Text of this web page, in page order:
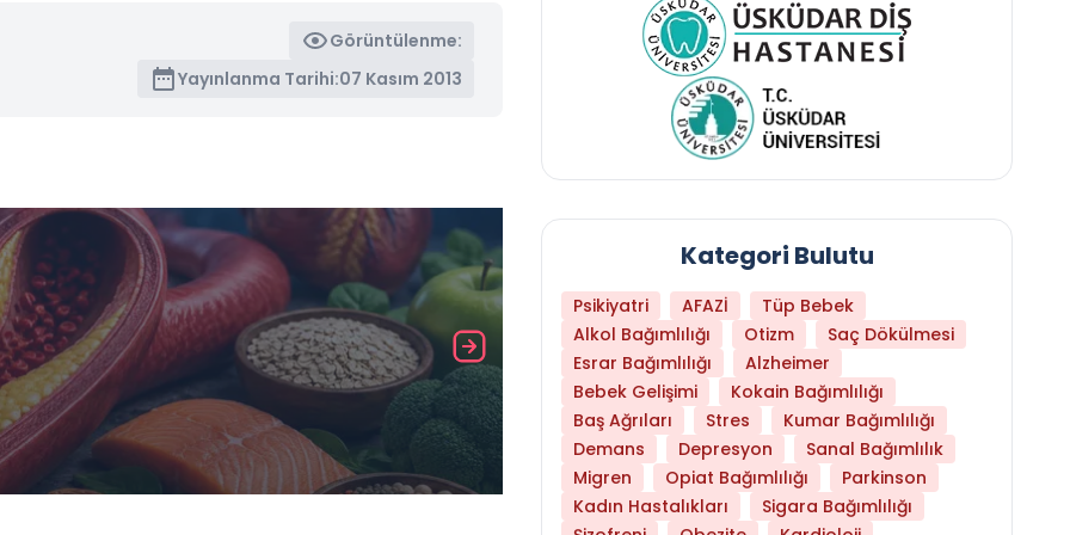
Görüntülenme:
Yayınlanma Tarihi:07 Kasım 2013
Daha Az Protein Tüketmek Yaşlanmayı
Kategori Bulutu
Psikiyatri AFAZİ
Tüp Bebek
Alkol Bağımlılığı
Otizm
Saç Dökülmesi
Esrar Bağımlılığı
Alzheimer
Bebek Gelişimi
Kokain Bağımlılığı
Baş Ağrıları
Stres
Kumar Bağımlılığı
Demans
Depresyon
Sanal Bağımlılık
Migren
Opiat Bağımlılığı
Parkinson
Kadın Hastalıkları
Sigara Bağımlılığı